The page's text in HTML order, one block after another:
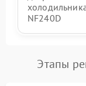
NF240D
Этапы